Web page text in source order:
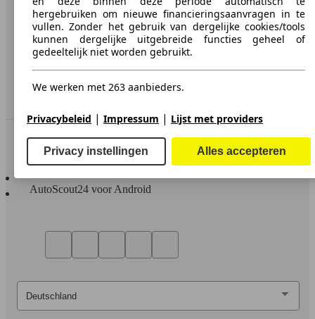
Media
Toegankelijkheidsverklaring
In contact te blijven
AutoScout24 voor Android
hergebruiken om nieuwe financieringsaanvragen in te
vullen. Zonder het gebruik van dergelijke cookies/tools
kunnen dergelijke uitgebreide functies geheel of
gedeeltelijk niet worden gebruikt.
We werken met 263 aanbieders.
Privacybeleid | Impressum | Lijst met providers
Privacy instellingen Alles accepteren